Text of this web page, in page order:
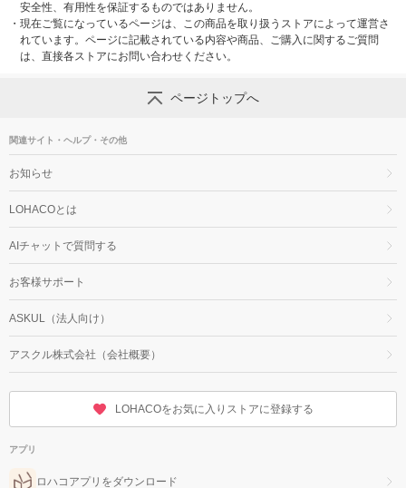
安全性、有用性を保証するものではありません。
・ 現在ご覧になっているページは、この商品を取り扱うストアによって運営さ
れています。ページに記載されている内容や商品、ご購入に関するご質問
は、直接各ストアにお問い合わせください。
ページトップへ
関連サイト・ヘルプ・その他
お知らせ
LOHACOとは
AIチャットで質問する
お客様サポート
ASKUL（法人向け）
アスクル株式会社（会社概要）
LOHACOをお気に入りストアに登録する
アプリ
ロハコアプリをダウンロード